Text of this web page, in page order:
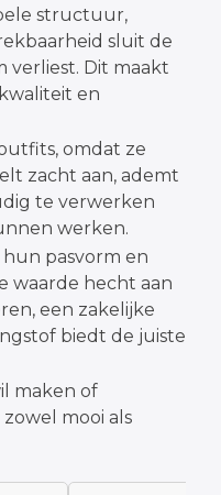
structuur,
sluit de
verliest. Dit maakt
en
omdat ze
zacht aan, ademt
te verwerken
werken.
pasvorm en
waarde hecht aan
een zakelijke
biedt de juiste
maken of
mooi als